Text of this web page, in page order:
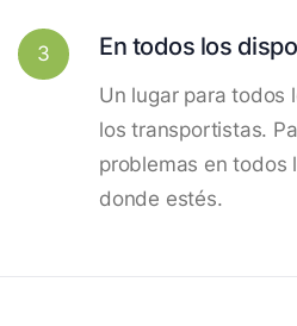
3 En todos los
Un lugar para todos
los transportistas.
problemas en todos
donde estés.